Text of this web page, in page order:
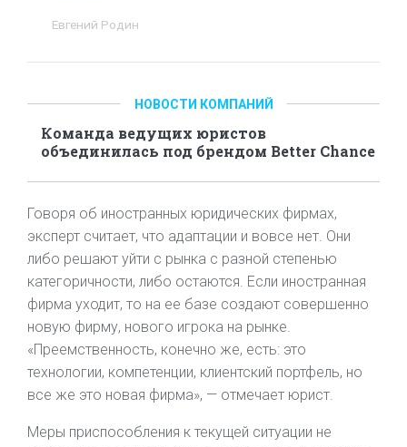
Евгений Родин
НОВОСТИ КОМПАНИЙ
Команда ведущих юристов
объединилась под брендом Better Chance
Говоря об иностранных юридических фирмах,
эксперт считает, что адаптации и вовсе нет. Они
либо решают уйти с рынка с разной степенью
категоричности, либо остаются. Если иностранная
фирма уходит, то на ее базе создают совершенно
новую фирму, нового игрока на рынке.
«Преемственность, конечно же, есть: это
технологии, компетенции, клиентский портфель, но
все же это новая фирма», — отмечает юрист.
Меры приспособления к текущей ситуации не